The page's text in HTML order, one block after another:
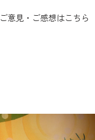
ご意見・ご感想はこちら